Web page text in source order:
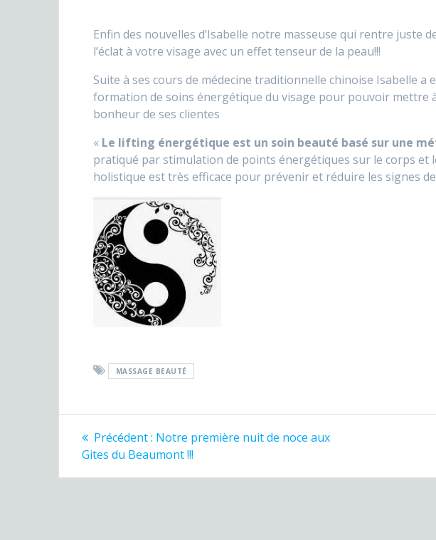
Enfin des nouvelles d’Isabelle notre masseuse qui rentre juste
l’éclat à votre visage avec un effet tenseur de la peau!!!
Suite à ses cours de médecine traditionnelle chinoise Isabelle a
formation de soins énergétique du visage pour pouvoir mettre
bonheur de ses clientes
« Le lifting énergétique est un soin beauté basé sur une
pratiqué par stimulation de points énergétiques sur le corps et
holistique est très efficace pour prévenir et réduire les signes
MASSAGE BEAUTÉ
Précédent : Notre première nuit de noce aux
Gites du Beaumont !!!